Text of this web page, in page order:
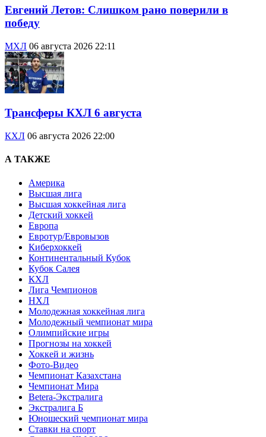
Евгений Летов: Слишком рано поверили в
победу
МХЛ 06 августа 2026 22:11
Трансферы КХЛ 6 августа
КХЛ 06 августа 2026 22:00
А ТАКЖЕ
Америка
Высшая лига
Высшая хоккейная лига
Детский хоккей
Европа
Евротур/Евровызов
Киберхоккей
Континентальный Кубок
Кубок Салея
КХЛ
Лига Чемпионов
НХЛ
Молодежная хоккейная лига
Молодежный чемпионат мира
Олимпийские игры
Прогнозы на хоккей
Хоккей и жизнь
Фото-Видео
Чемпионат Казахстана
Чемпионат Мира
Betera-Экстралига
Экстралига Б
Юношеский чемпионат мира
Ставки на спорт